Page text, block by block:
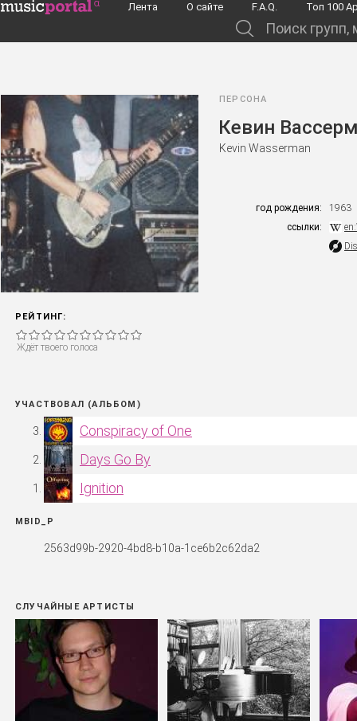
Перейти к основному содержанию
Лента О сайте F.A.Q. Toп 100
РЕЙТИНГ:
Ждёт твоего голоса
ПЕРСОНА
Кевин
Kevin Wasserman
год рождения:
1963
ссылки:
УЧАСТВОВАЛ (АЛЬБОМ)
Conspiracy of One
Days Go By
Ignition
MBID_P
2563d99b-2920-4bd8-b10a-1ce6b2c62da2
СЛУЧАЙНЫЕ АРТИСТЫ